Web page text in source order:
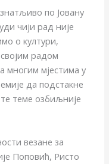
по Јовану
чији рад није
о култури,
радом
многим мјестима у
да подстакне
теме озбиљније
везане за
Поповић, Ристо